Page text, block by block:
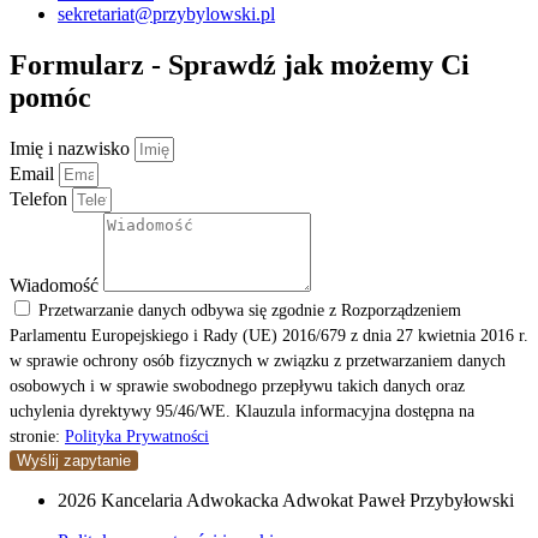
sekretariat@przybylowski.pl
Formularz - Sprawdź jak możemy Ci
pomóc
Imię i nazwisko
Email
Telefon
Wiadomość
Przetwarzanie danych odbywa się zgodnie z Rozporządzeniem
Parlamentu Europejskiego i Rady (UE) 2016/679 z dnia 27 kwietnia 2016 r.
w sprawie ochrony osób fizycznych w związku z przetwarzaniem danych
osobowych i w sprawie swobodnego przepływu takich danych oraz
uchylenia dyrektywy 95/46/WE. Klauzula informacyjna dostępna na
stronie: Polityka Prywatności
Wyślij zapytanie
2026 Kancelaria Adwokacka Adwokat Paweł Przybyłowski